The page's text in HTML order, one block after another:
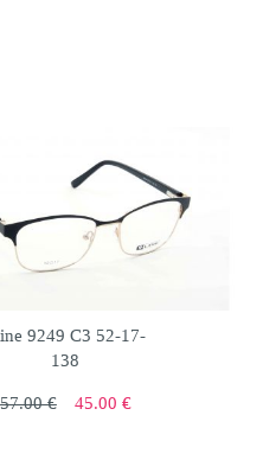
9249 C3 52-17-
138
57.00 € 45.00 €